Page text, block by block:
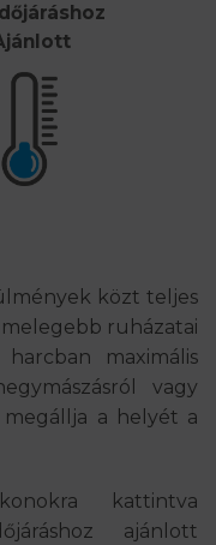
Időjáráshoz
közt teljes
ruházatai
maximális
vagy
a helyét a
kattintva
ajánlott